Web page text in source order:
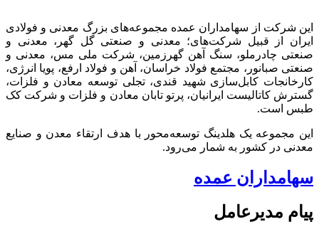
این شرکت از سهامداران عمده مجموعه‌های بزرگ معدنی و فولادی
ایران از قبیل شرکت‌های؛ معدنی و صنعتی گل گهر، معدنی و
صنعتی چادرملو، سنگ آهن گهرزمین، شرکت ملی مس، معدنی و
صنعتی صبانور، مجتمع فولاد خراسان، آهن و فولاد ارفع، پویا انرژی،
کارخانجات کابل‌سازی شهید قندی، تجلی توسعه معادن و فلزات،
گسترش کاتالیست ایرانیان، پرتو تابان معادن و فلزات و شرکت کک
طبس است.
این مجموعه یک هلدینگ توسعه‌محور با هدف ارتقاء معدن و صنایع
معدنی در کشور به شمار می‌رود.
سهامداران عمده
پیام مدیرعامل